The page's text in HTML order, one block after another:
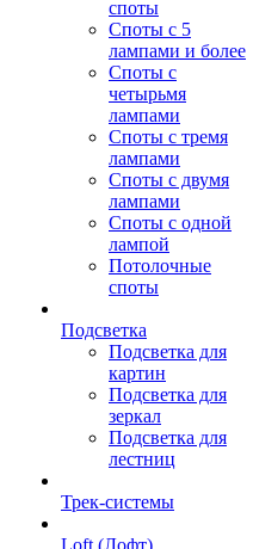
споты
Споты с 5
лампами и более
Споты с
четырьмя
лампами
Споты с тремя
лампами
Споты с двумя
лампами
Споты с одной
лампой
Потолочные
споты
Подсветка
Подсветка для
картин
Подсветка для
зеркал
Подсветка для
лестниц
Трек-системы
Loft (Лофт)